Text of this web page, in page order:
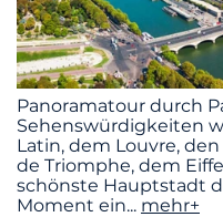
Panoramatour durch
Sehenswürdigkeiten
Latin, dem Louvre,
de Triomphe, dem
schönste Hauptstadt
Moment ein... mehr+